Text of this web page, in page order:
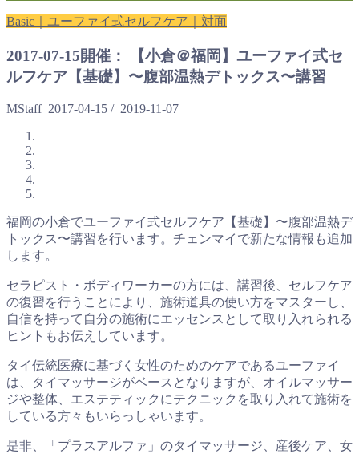
Basic｜ユーファイ式セルフケア｜対面
2017-07-15開催： 【小倉＠福岡】ユーファイ式セ
ルフケア【基礎】〜腹部温熱デトックス〜講習
MStaff 2017-04-15 / 2019-11-07
福岡の小倉でユーファイ式セルフケア【基礎】〜腹部温熱デ
トックス〜講習を行います。チェンマイで新たな情報も追加
します。
セラピスト・ボディワーカーの方には、講習後、セルフケア
の復習を行うことにより、施術道具の使い方をマスターし、
自信を持って自分の施術にエッセンスとして取り入れられる
ヒントもお伝えしています。
タイ伝統医療に基づく女性のためのケアであるユーファイ
は、タイマッサージがベースとなりますが、オイルマッサー
ジや整体、エステティックにテクニックを取り入れて施術を
している方々もいらっしゃいます。
是非、「プラスアルファ」のタイマッサージ、産後ケア、女